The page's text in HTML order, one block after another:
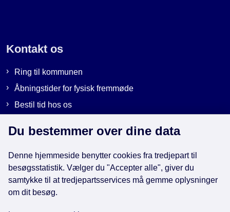
Kontakt os
Ring til kommunen
Åbningstider for fysisk fremmøde
Bestil tid hos os
Genveje
EAN-numre i kommunen
Du bestemmer over dine data
Denne hjemmeside benytter cookies fra tredjepart til
besøgsstatistik. Vælger du "Accepter alle", giver du
samtykke til at tredjepartsservices må gemme oplysninger
om dit besøg.